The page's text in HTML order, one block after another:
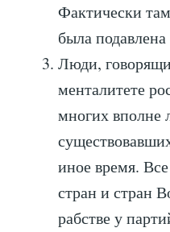
Фактически
была
Люди,
менталитете
многих вполне
иное время.
стран и стран
рабстве у